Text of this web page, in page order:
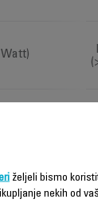
željeli bismo
nekih od